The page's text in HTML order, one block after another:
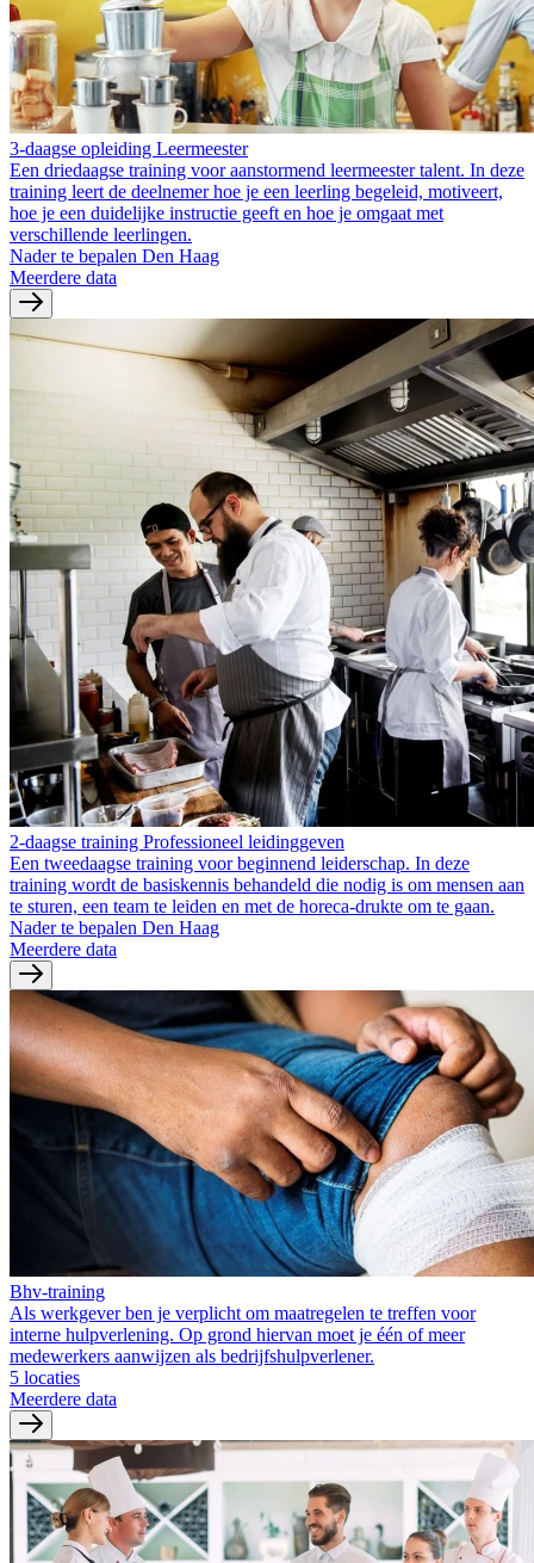
3-daagse opleiding Leermeester
Een driedaagse training voor aanstormend leermeester talent. In deze
training leert de deelnemer hoe je een leerling begeleid, motiveert,
hoe je een duidelijke instructie geeft en hoe je omgaat met
verschillende leerlingen.
Nader te bepalen Den Haag
Meerdere data
2-daagse training Professioneel leidinggeven
Een tweedaagse training voor beginnend leiderschap. In deze
training wordt de basiskennis behandeld die nodig is om mensen aan
te sturen, een team te leiden en met de horeca-drukte om te gaan.
Nader te bepalen Den Haag
Meerdere data
Bhv-training
Als werkgever ben je verplicht om maatregelen te treffen voor
interne hulpverlening. Op grond hiervan moet je één of meer
medewerkers aanwijzen als bedrijfshulpverlener.
5 locaties
Meerdere data